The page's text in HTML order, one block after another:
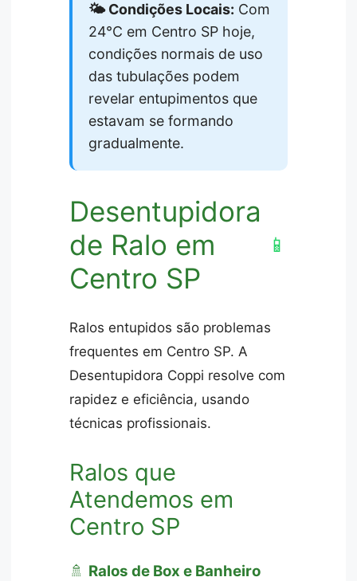
🌤️ Condições Locais: Com
24°C em Centro SP hoje,
condições normais de uso
das tubulações podem
revelar entupimentos que
estavam se formando
gradualmente.
Desentupidora
de Ralo em
Centro SP
📱
Ralos entupidos são problemas
frequentes em Centro SP. A
Desentupidora Coppi resolve com
rapidez e eficiência, usando
técnicas profissionais.
Ralos que
Atendemos em
Centro SP
🚿 Ralos de Box e Banheiro